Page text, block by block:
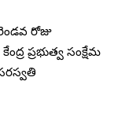
రోజు
ప్రభుత్వ సంక్షేమ